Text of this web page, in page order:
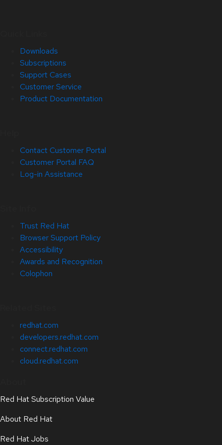
Downloads
Subscriptions
Support Cases
Customer Service
Product Documentation
Contact Customer Portal
Customer Portal FAQ
Log-in Assistance
Trust Red Hat
Browser Support Policy
Accessibility
Awards and Recognition
Colophon
redhat.com
developers.redhat.com
connect.redhat.com
cloud.redhat.com
Red Hat Subscription Value
About Red Hat
Red Hat Jobs